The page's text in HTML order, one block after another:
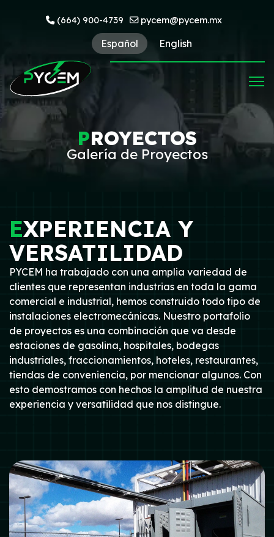
(664) 900-4739 pycem@pycem.mx
Español English
PROYECTOS
Galería de Proyectos
EXPERIENCIA Y
VERSATILIDAD
PYCEM ha trabajado con una amplia variedad de
clientes que representan industrias en toda la gama
comercial e industrial, hemos construido todo tipo de
instalaciones electromecánicas. Nuestro portafolio
de proyectos es una combinación que va desde
estaciones de gasolina, hospitales, bodegas
industriales, fraccionamientos, hoteles, restaurantes,
tiendas de conveniencia, por mencionar algunos. Con
esto demostramos con hechos la amplitud de nuestra
experiencia y versatilidad que nos distingue.